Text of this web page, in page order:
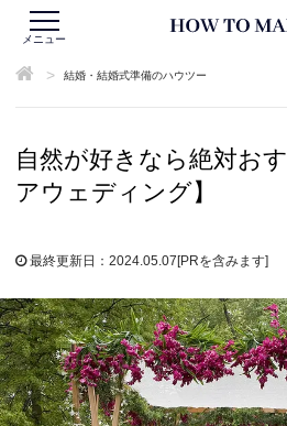
メニュー
> 結婚・結婚式準備のハウツー
自然が好きなら絶対お
アウェディング】
最終更新日：2024.05.07[PRを含みます]